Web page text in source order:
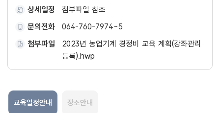
상세일정
첨부파일 참조
문의전화
064-760-7974~5
첨부파일
2023년 농업기계 경정비 교육 계획(강좌관리
등록).hwp
교육일정안내 장소안내